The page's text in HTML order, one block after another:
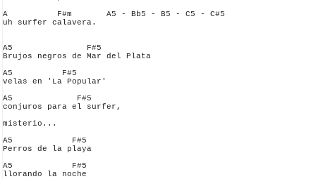
A          F#m       A5 - Bb5 - B5 - C5 - C#5
uh surfer calavera.
A5               F#5
Brujos negros de Mar del Plata
A5          F#5
velas en 'La Popular'
A5             F#5
conjuros para el surfer,
misterio...
A5            F#5
Perros de la playa
A5            F#5
llorando la noche